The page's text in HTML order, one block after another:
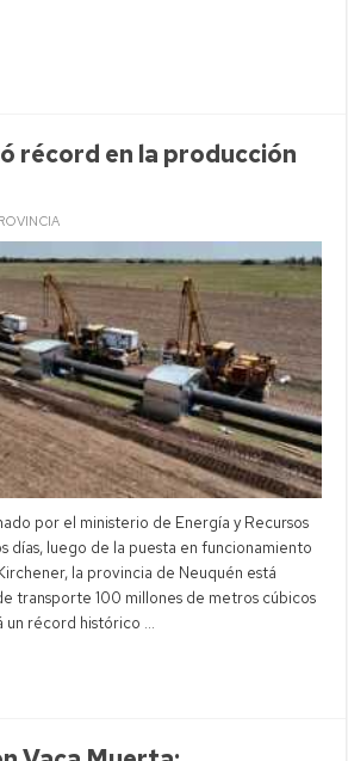
récord en la producción
por el ministerio de Energía y Recursos
días, luego de la puesta en funcionamiento
la provincia de Neuquén está
transporte 100 millones de metros cúbicos
un récord histórico …